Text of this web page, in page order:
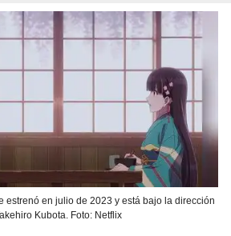
estrenó en julio de 2023 y está bajo la dirección
Kubota. Foto: Netflix